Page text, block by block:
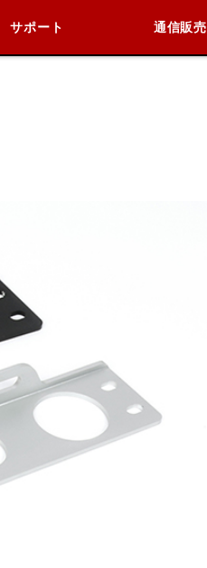
サポート 通信販売